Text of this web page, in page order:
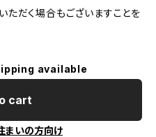
ただく場合もございますことを
available
cart
まいの方向け